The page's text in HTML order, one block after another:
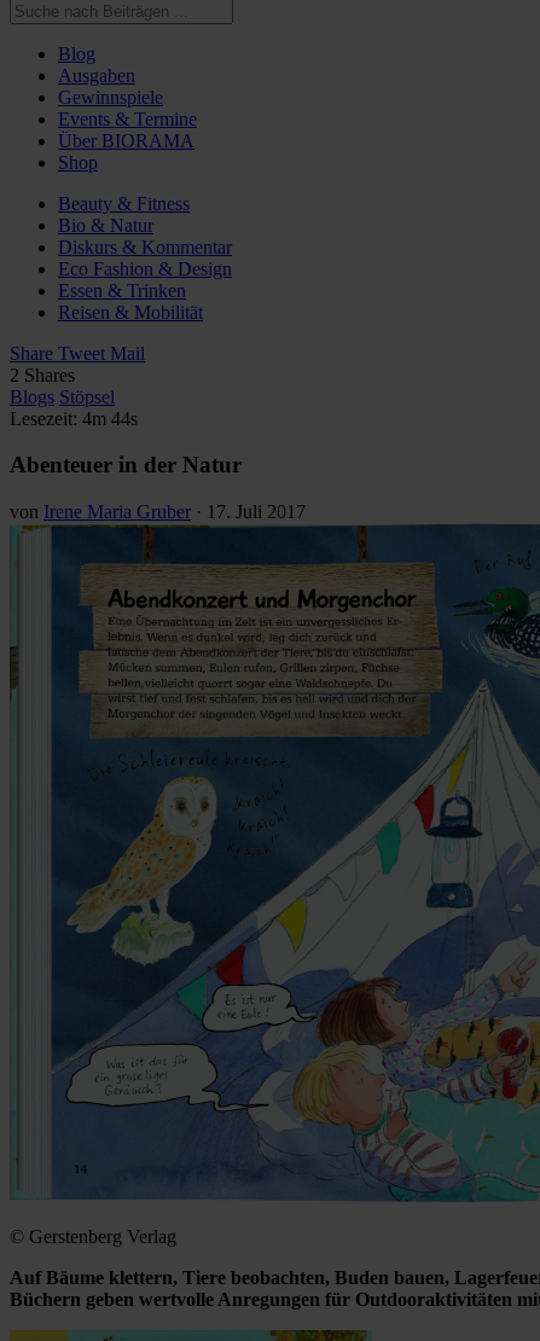
Blog
Ausgaben
Gewinnspiele
Events & Termine
Über BIORAMA
Shop
Beauty & Fitness
Bio & Natur
Diskurs & Kommentar
Eco Fashion & Design
Essen & Trinken
Reisen & Mobilität
Share Tweet Mail
2 Shares
Blogs Stöpsel
Lesezeit: 4m 44s
Abenteuer in der Natur
von Irene Maria Gruber · 17. Juli 2017
© Gerstenberg Verlag
Auf Bäume klettern, Tiere beobachten, Buden bauen,
Büchern geben wertvolle Anregungen für Outdooraktivitäten